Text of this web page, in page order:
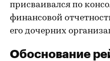
присваивался по
финансовой
его дочерних
Обоснование